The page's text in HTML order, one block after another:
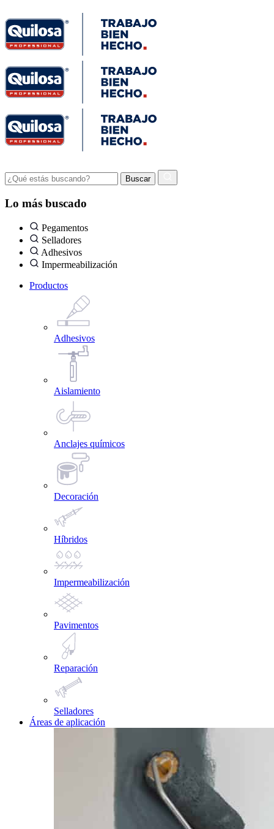
Lo más buscado
Pegamentos
Selladores
Adhesivos
Impermeabilización
Productos
Adhesivos
Aislamiento
Anclajes químicos
Decoración
Híbridos
Impermeabilización
Pavimentos
Reparación
Selladores
Áreas de aplicación